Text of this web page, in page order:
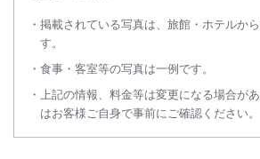
掲載されている写真は、旅館・ホテルか
す。
食事・客室等の写真は一例です。
上記の情報、料金等は変更になる場合が
はお客様ご自身で事前にご確認ください。